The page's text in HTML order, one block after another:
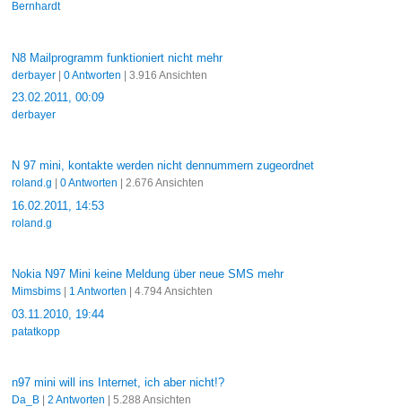
Bernhardt
N8 Mailprogramm funktioniert nicht mehr
derbayer| 0 Antworten | 3.916 Ansichten
23.02.2011, 00:09
derbayer
N 97 mini, kontakte werden nicht dennummern zugeordnet
roland.g 0 Antworten | 2.676 Ansichten
16.02.2011, 14:53
roland.g
Nokia N97 Mini keine Meldung über neue SMS mehr
Mimsbims| 1 Antworten | 4.794 Ansichten
03.11.2010, 19:44
patatkopp
n97 mini will ins Internet, ich aber nicht!?
Da_B| 2 Antworten | 5.288 Ansichten